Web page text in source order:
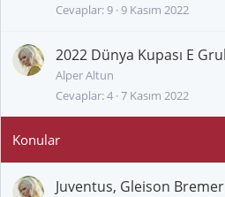
Cevaplar 9 9 Kasım 2022
2022 Dünya Kupası E
Alper Altun
Cevaplar 4 7 Kasım 2022
Juventus, Gleison